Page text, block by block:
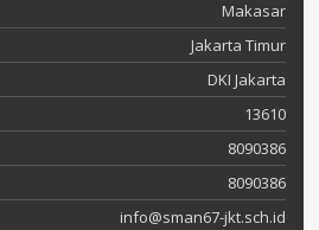
Makasar
Jakarta Timur
DKI Jakarta
13610
8090386
8090386
info@sman67-jkt.sch.id